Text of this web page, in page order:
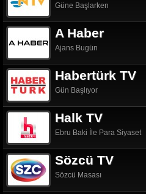
Güne Başlarken
A Haber
Ajans Bugün
Habertürk TV
Gün Başlıyor
Halk TV
Ebru Baki İle Para Siyaset
Sözcü TV
Sözcü Masası